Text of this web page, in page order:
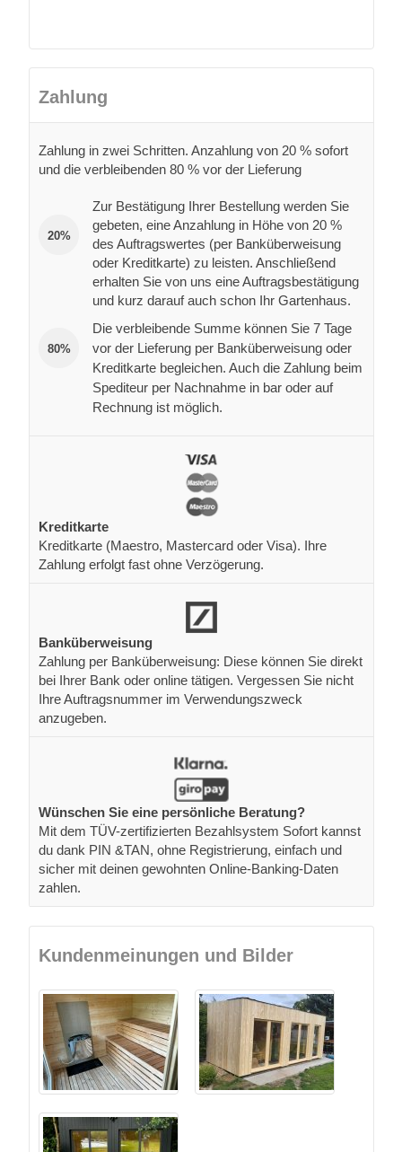
Zahlung
Zahlung in zwei Schritten. Anzahlung von 20 % sofort
und die verbleibenden 80 % vor der Lieferung
20%
Zur Bestätigung Ihrer Bestellung werden Sie
gebeten, eine Anzahlung in Höhe von 20 %
des Auftragswertes (per Banküberweisung
oder Kreditkarte) zu leisten. Anschließend
erhalten Sie von uns eine Auftragsbestätigung
und kurz darauf auch schon Ihr Gartenhaus.
80%
Die verbleibende Summe können Sie 7 Tage
vor der Lieferung per Banküberweisung oder
Kreditkarte begleichen. Auch die Zahlung beim
Spediteur per Nachnahme in bar oder auf
Rechnung ist möglich.
Kreditkarte
Kreditkarte (Maestro, Mastercard oder Visa). Ihre
Zahlung erfolgt fast ohne Verzögerung.
Banküberweisung
Zahlung per Banküberweisung: Diese können Sie direkt
bei Ihrer Bank oder online tätigen. Vergessen Sie nicht
Ihre Auftragsnummer im Verwendungszweck
anzugeben.
Wünschen Sie eine persönliche Beratung?
Mit dem TÜV-zertifizierten Bezahlsystem Sofort kannst
du dank PIN &TAN, ohne Registrierung, einfach und
sicher mit deinen gewohnten Online-Banking-Daten
zahlen.
Kundenmeinungen und Bilder